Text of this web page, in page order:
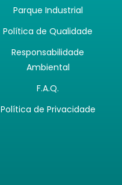
Parque Industrial
Política de Qualidade
Responsabilidade
Ambiental
F.A.Q.
Política de Privacidade